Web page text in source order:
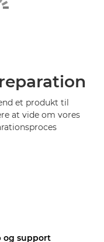
et produkt til
at vide om vores
og support